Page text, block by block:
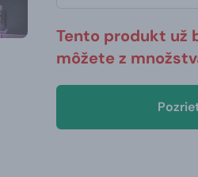
Tento produkt už
môžete z